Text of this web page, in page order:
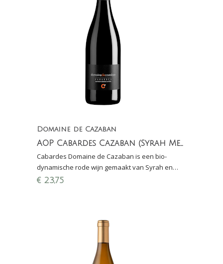
Domaine de Cazaban
AOP Cabardes Cazaban (Syrah Merlot)
Cabardes Domaine de Cazaban is een bio-
dynamische rode wijn gemaakt van Syrah en
Merlot en staat op de kaart bij diverse
€ 23,75